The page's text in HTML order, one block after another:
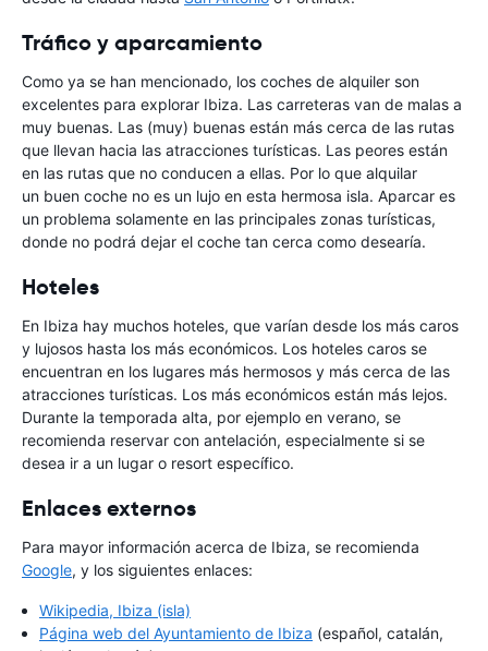
Tráfico y aparcamiento
Como ya se han mencionado, los coches de alquiler son
excelentes para explorar Ibiza. Las carreteras van de malas a
muy buenas. Las (muy) buenas están más cerca de las rutas
que llevan hacia las atracciones turísticas. Las peores están
en las rutas que no conducen a ellas. Por lo que alquilar
un buen coche no es un lujo en esta hermosa isla. Aparcar es
un problema solamente en las principales zonas turísticas,
donde no podrá dejar el coche tan cerca como desearía.
Hoteles
En Ibiza hay muchos hoteles, que varían desde los más caros
y lujosos hasta los más económicos. Los hoteles caros se
encuentran en los lugares más hermosos y más cerca de las
atracciones turísticas. Los más económicos están más lejos.
Durante la temporada alta, por ejemplo en verano, se
recomienda reservar con antelación, especialmente si se
desea ir a un lugar o resort específico.
Enlaces externos
Para mayor información acerca de Ibiza, se recomienda
Google, y los siguientes enlaces:
Wikipedia, Ibiza (isla)
Página web del Ayuntamiento de Ibiza (español, catalán,